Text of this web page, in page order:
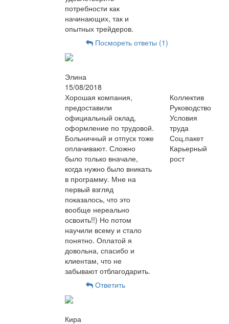
потребности как
начинающих, так и
опытных трейдеров.
Посмореть ответы (1)
Элина
15/08/2018
Хорошая компания,
предоставили
официальный оклад,
оформление по трудовой.
Больничный и отпуск тоже
оплачивают. Сложно
было только вначале,
когда нужно было вникать
в программу. Мне на
первый взгляд
показалось, что это
вообще нереально
освоить!!) Но потом
научили всему и стало
понятно. Оплатой я
довольна, спасибо и
клиентам, что не
забывают отблагодарить.
Коллектив
Руководство
Условия
труда
Соц.пакет
Карьерный
рост
Ответить
Кира